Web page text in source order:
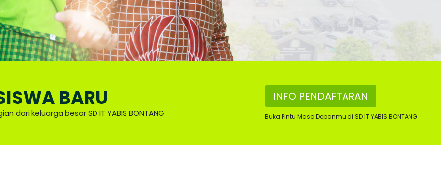
BARU
dari keluarga besar SD IT YABIS BONTANG
INFO PENDAFTARAN
Buka Pintu Masa Depanmu di SD IT YABIS BONTANG